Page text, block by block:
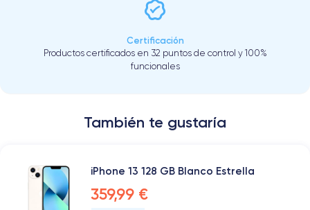
Certificación
Productos certificados en 32 puntos de control y 100%
funcionales
También te gustaría
iPhone 13 128 GB Blanco Estrella
359,99 €